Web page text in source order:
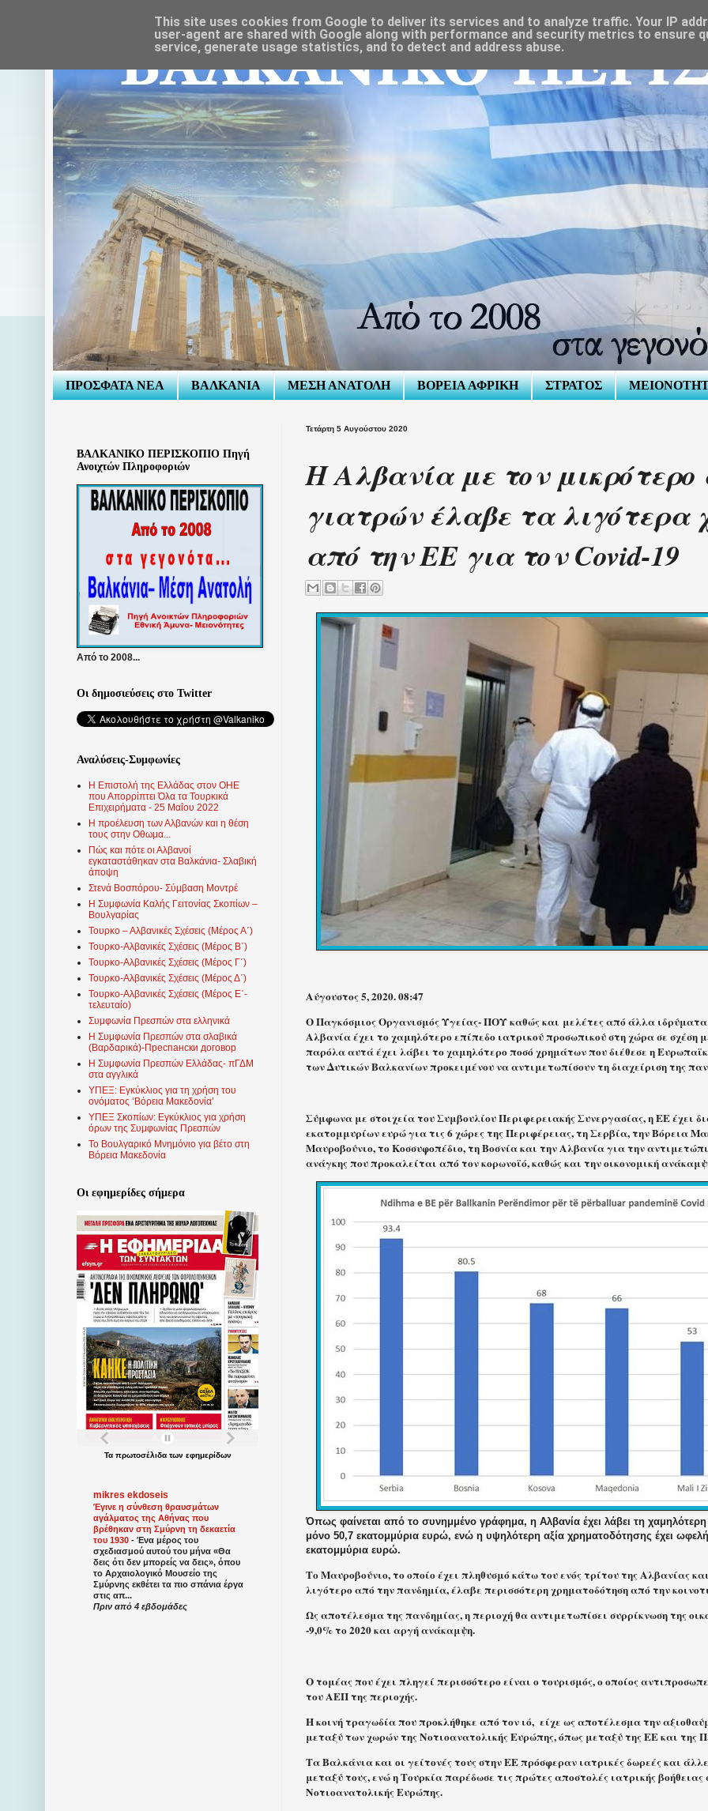
ΠΡΟΣΦΑΤΑ ΝΕΑ ΒΑΛΚΑΝΙΑ ΜΕΣΗ ΑΝΑΤΟΛΗ ΒΟΡΕΙΑ ΑΦΡΙΚΗ ΣΤΡΑΤΟΣ
Τετάρτη 5 Αυγούστου 2020
Η Αλβανία με τον μικρότερο
γιατρών έλαβε τα λιγότερα
από την ΕΕ για τον Covid-19
Αύγουστος 5, 2020. 08:47
Ο Παγκόσμιος Οργανισμός Υγείας- ΠΟΥ καθώς και μελέτες από άλλα
Αλβανία έχει το χαμηλότερο επίπεδο ιατρικού προσωπικού στη χώρα σε σχέση
παρόλα αυτά έχει λάβει το χαμηλότερο ποσό χρημάτων που διέθεσε η
των Δυτικών Βαλκανίων προκειμένου να αντιμετωπίσουν τη διαχείριση της
Σύμφωνα με στοιχεία του Συμβουλίου Περιφερειακής Συνεργασίας, η ΕΕ έχει
εκατομμυρίων ευρώ για τις 6 χώρες της Περιφέρειας, τη Σερβία, την Βόρεια
Μαυροβούνιο, το Κοσσυφοπέδιο, τη Βοσνία και την Αλβανία για την
ανάγκης που προκαλείται από τον κορωνοϊό, καθώς και την οικονομική
Όπως φαίνεται από το συνημμένο γράφημα, η Αλβανία έχει λάβει τη
μόνο 50,7 εκατομμύρια ευρώ, ενώ η υψηλότερη αξία χρηματοδότησης έχει
εκατομμύρια ευρώ.
Το Μαυροβούνιο, το οποίο έχει πληθυσμό κάτω του ενός τρίτου της Αλβανίας
λιγότερο από την πανδημία, έλαβε περισσότερη χρηματοδότηση από την
Ως αποτέλεσμα της πανδημίας, η περιοχή θα αντιμετωπίσει συρρίκνωση της
-9,0% το 2020 και αργή ανάκαμψη.
Ο τομέας που έχει πληγεί περισσότερο είναι ο τουρισμός, ο οποίος
του ΑΕΠ της περιοχής.
Η κοινή τραγωδία που προκλήθηκε από τον ιό, είχε ως αποτέλεσμα την
μεταξύ των χωρών της Νοτιοανατολικής Ευρώπης, όπως μεταξύ της ΕΕ και της
Τα Βαλκάνια και οι γείτονές τους στην ΕΕ πρόσφεραν ιατρικές δωρεές και
μεταξύ τους, ενώ η Τουρκία παρέδωσε τις πρώτες αποστολές ιατρικής βοήθειας
Νοτιοανατολικής Ευρώπης.
ΒΑΛΚΑΝΙΚΟ ΠΕΡΙΣΚΟΠΙΟ Πηγή
Ανοιχτών Πληροφοριών
Από το 2008...
Οι δημοσιεύσεις στο Twitter
Αναλύσεις-Συμφωνίες
Η Επιστολή της Ελλάδας στον ΟΗΕ
που Απορρίπτει Όλα τα Τουρκικά
Επιχειρήματα - 25 Μαΐου 2022
Η προέλευση των Αλβανών και η θέση
τους στην Οθωμα...
Πώς και πότε οι Αλβανοί
εγκαταστάθηκαν στα Βαλκάνια- Σλαβική
άποψη
Στενά Βοσπόρου- Σύμβαση Μοντρέ
Η Συμφωνία Καλής Γειτονίας Σκοπίων –
Βουλγαρίας
Τουρκο – Αλβανικές Σχέσεις (Mέρος Α΄)
Τουρκο-Αλβανικές Σχέσεις (Μέρος Β΄)
Τουρκο-Αλβανικές Σχέσεις (Μέρος Γ΄)
Τουρκο-Αλβανικές Σχέσεις (Μέρος Δ΄)
Τουρκο-Αλβανικές Σχέσεις (Μέρος Ε΄-
τελευταίο)
Συμφωνία Πρεσπών στα ελληνικά
Η Συμφωνία Πρεσπών στα σλαβικά
(Βαρδαρικά)-Преспански договор
Η Συμφωνία Πρεσπών Ελλάδας- πΓΔΜ
στα αγγλικά
ΥΠΕΞ: Εγκύκλιος για τη χρήση του
ονόματος ‘Βόρεια Μακεδονία’
ΥΠΕΞ Σκοπίων: Εγκύκλιος για χρήση
όρων της Συμφωνίας Πρεσπών
Το Βουλγαρικό Μνημόνιο για βέτο στη
Βόρεια Μακεδονία
Οι εφημερίδες σήμερα
Τα πρωτοσέλιδατων εφημερίδων
mikres ekdoseis
Έγινε η σύνθεση θραυσμάτων
αγάλματος της Αθήνας που
βρέθηκαν στη Σμύρνη τη δεκαετία
του 1930 - Ένα μέρος του
σχεδιασμού αυτού του μήνα «Θα
δεις ότι δεν μπορείς να δεις», όπου
το Αρχαιολογικό Μουσείο της
Σμύρνης εκθέτει τα πιο σπάνια έργα
στις απ...
Πριν από 4 εβδομάδες
This site uses cookies from Google to deliver its services and to analyze traffic. Your IP
user-agent are shared with Google along with performance and security metrics to ensure
service, generate usage statistics, and to detect and address abuse.